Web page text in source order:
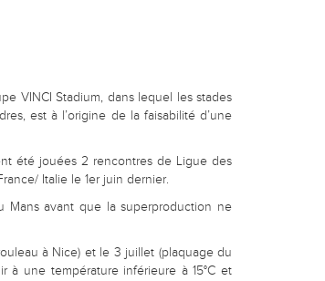
VINCI Stadium, dans lequel les stades
est à l’origine de la faisabilité d’une
été jouées 2 rencontres de Ligue des
Italie le 1er juin dernier.
Mans avant que la superproduction ne
à Nice) et le 3 juillet (plaquage du
à une température inférieure à 15°C et